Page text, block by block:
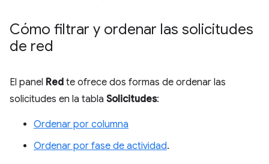
Cómo filtrar y ordenar las solicitudes
de red
El panel Red te ofrece dos formas de ordenar las
solicitudes en la tabla Solicitudes:
Ordenar por columna
Ordenar por fase de actividad.